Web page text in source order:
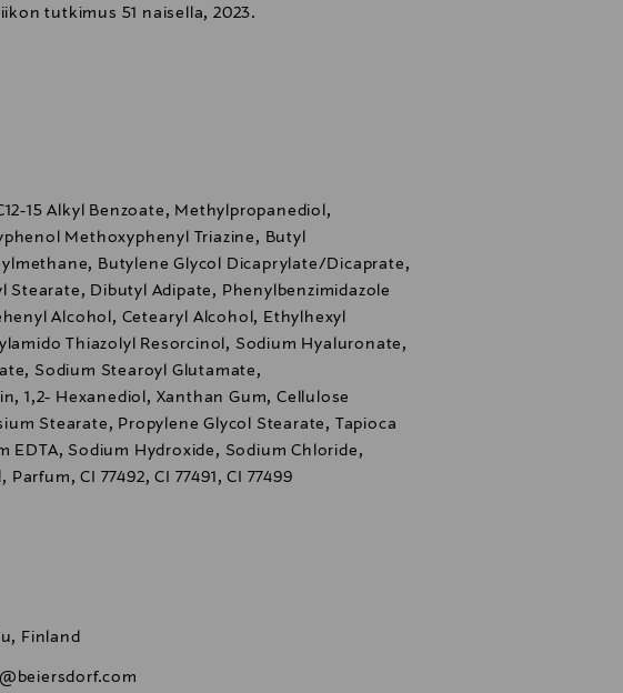
tutkimus 51 naisella, 2023.
15 Alkyl Benzoate, Methylpropanediol,
Methoxyphenyl Triazine, Butyl
Butylene Glycol Dicaprylate/Dicaprate,
Stearate, Dibutyl Adipate, Phenylbenzimidazole
Alcohol, Cetearyl Alcohol, Ethylhexyl
Thiazolyl Resorcinol, Sodium Hyaluronate,
Sodium Stearoyl Glutamate,
1,2- Hexanediol, Xanthan Gum, Cellulose
Stearate, Propylene Glycol Stearate, Tapioca
EDTA, Sodium Hydroxide, Sodium Chloride,
CI 77492, CI 77491, CI 77499
Finland